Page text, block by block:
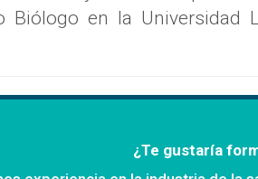
Biólogo en la Universidad
¿Te gustaría